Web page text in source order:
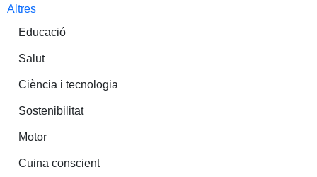
Altres
Educació
Salut
Ciència i tecnologia
Sostenibilitat
Motor
Cuina conscient